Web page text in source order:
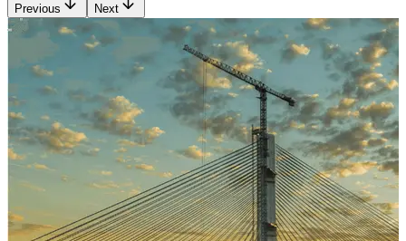
Previous Next